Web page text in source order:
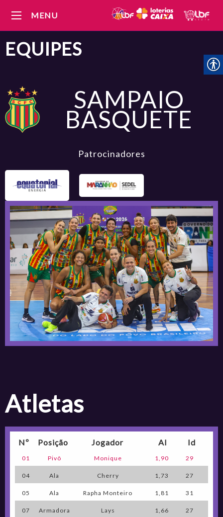
MENU
EQUIPES
SAMPAIO
BASQUETE
Patrocinadores
atletas
Nº Posição Jogador Al Id
01 Pivô Monique 1,90 29
04 Ala Cherry 1,73 27
05 Ala Rapha Monteiro 1,81 31
07 Armadora Lays 1,66 27